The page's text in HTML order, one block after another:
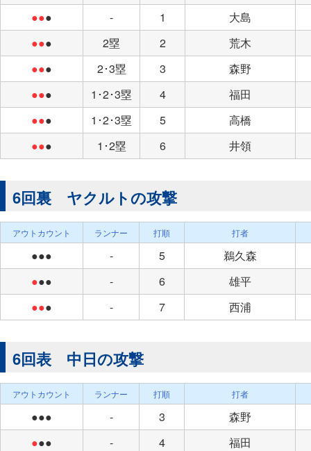
●●● - 1
大島
●●● 2塁 2
荒木
●●● 2･3塁 3
森野
●●● 1･2･3塁 4
福田
●●● 1･2･3塁 5
高橋
●●● 1･2塁 6 井領
6回裏 ヤクルトの攻撃
アウトカウント ランナー 打順 打者
●●● - 5
鵜久森
●●● - 6
雄平
●●● - 7 西浦
6回表 中日の攻撃
アウトカウント ランナー 打順 打者
●●● - 3
森野
●●● - 4
福田